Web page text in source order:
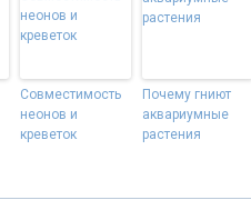
Совместимость
неонов и
креветок
Почему гниют
аквариумные
растения